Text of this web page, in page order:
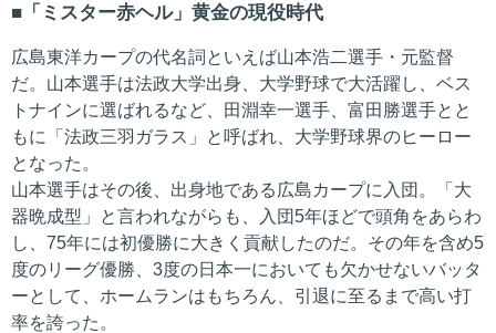
「ミスター赤ヘル」黄金の現役時代
広島東洋カープの代名詞といえば山本浩二選手・元監督
だ。山本選手は法政大学出身、大学野球で大活躍し、ベス
トナインに選ばれるなど、田淵幸一選手、富田勝選手とと
もに「法政三羽ガラス」と呼ばれ、大学野球界のヒーロー
となった。
山本選手はその後、出身地である広島カープに入団。「大
器晩成型」と言われながらも、入団5年ほどで頭角をあらわ
し、75年には初優勝に大きく貢献したのだ。その年を含め5
度のリーグ優勝、3度の日本一においても欠かせないバッタ
ーとして、ホームランはもちろん、引退に至るまで高い打
率を誇った。